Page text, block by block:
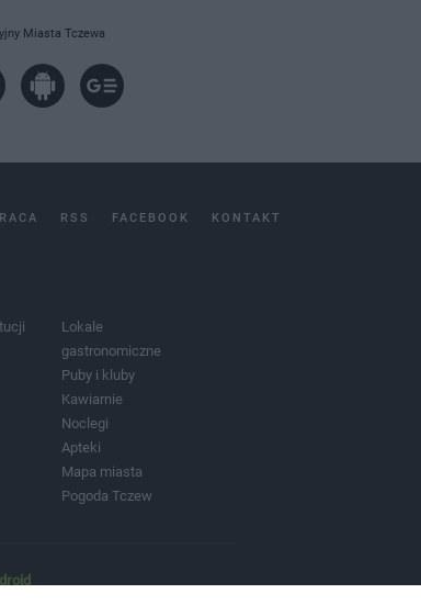
Miasta Tczewa
RSS FACEBOOK KONTAKT
Lokale
gastronomiczne
Puby i kluby
Kawiarnie
Noclegi
Apteki
Mapa miasta
Pogoda Tczew